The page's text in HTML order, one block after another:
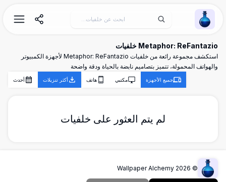
Wallpaper Alchemy
Metaphor: ReFantazio خلفيات
استكشف مجموعة رائعة من خلفيات Metaphor: ReFantazio لأجهزة الكمبيوتر
والهواتف المحمولة، تتميز بتصاميم نابضة بالحياة ودقة واضحة
جميع الأجهزة مكتبي هاتف أكثر تنزيلات أحدث
لم يتم العثور على خلفيات
©
2026
Wallpaper Alchemy